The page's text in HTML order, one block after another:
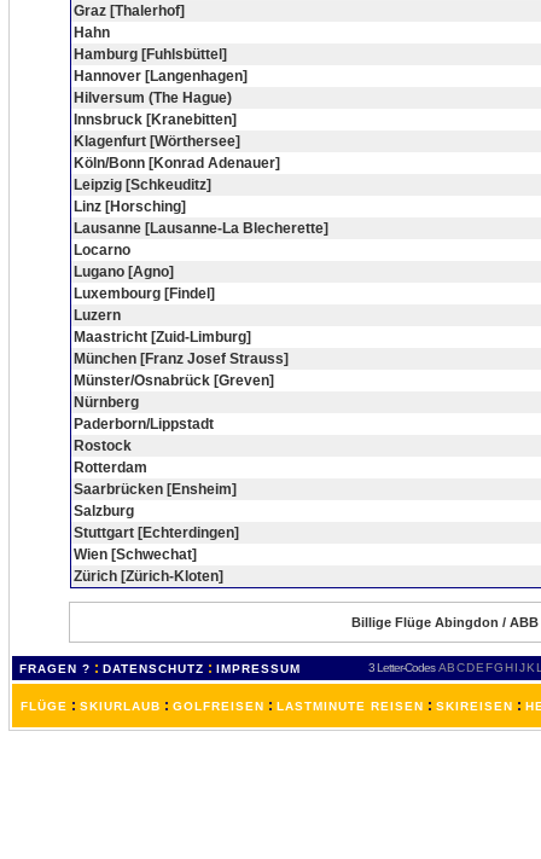
Graz [Thalerhof]
Hahn
Hamburg [Fuhlsbüttel]
Hannover [Langenhagen]
Hilversum (The Hague)
Innsbruck [Kranebitten]
Klagenfurt [Wörthersee]
Köln/Bonn [Konrad Adenauer]
Leipzig [Schkeuditz]
Linz [Horsching]
Lausanne [Lausanne-La Blecherette]
Locarno
Lugano [Agno]
Luxembourg [Findel]
Luzern
Maastricht [Zuid-Limburg]
München [Franz Josef Strauss]
Münster/Osnabrück [Greven]
Nürnberg
Paderborn/Lippstadt
Rostock
Rotterdam
Saarbrücken [Ensheim]
Salzburg
Stuttgart [Echterdingen]
Wien [Schwechat]
Zürich [Zürich-Kloten]
Billige Flüge Abingdon /
FRAGEN ? : DATENSCHUTZ : IMPRESSUM 3 Letter-Codes ABCDEFGH IJKL
FLÜGE : SKIURLAUB : GOLFREISEN : LASTMINUTE REISEN : SKIREISEN :